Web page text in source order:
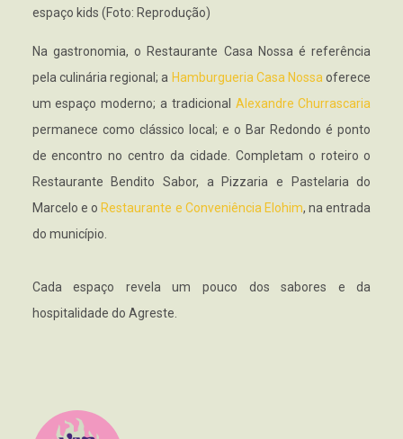
espaço kids (Foto: Reprodução)
Na gastronomia, o Restaurante Casa Nossa é referência
pela culinária regional; a Hamburgueria Casa Nossa oferece
um espaço moderno; a tradicional Alexandre Churrascaria
permanece como clássico local; e o Bar Redondo é ponto
de encontro no centro da cidade. Completam o roteiro o
Restaurante Bendito Sabor, a Pizzaria e Pastelaria do
Marcelo e o Restaurante e Conveniência Elohim, na entrada
do município.
Cada espaço revela um pouco dos sabores e da
hospitalidade do Agreste.